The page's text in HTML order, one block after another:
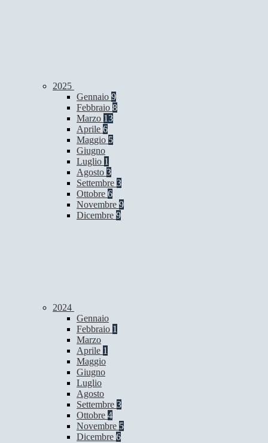
2025
Gennaio 9
Febbraio 8
Marzo 13
Aprile 6
Maggio 5
Giugno
Luglio 1
Agosto 3
Settembre 3
Ottobre 6
Novembre 9
Dicembre 9
2024
Gennaio
Febbraio 1
Marzo
Aprile 1
Maggio
Giugno
Luglio
Agosto
Settembre 3
Ottobre 4
Novembre 5
Dicembre 6